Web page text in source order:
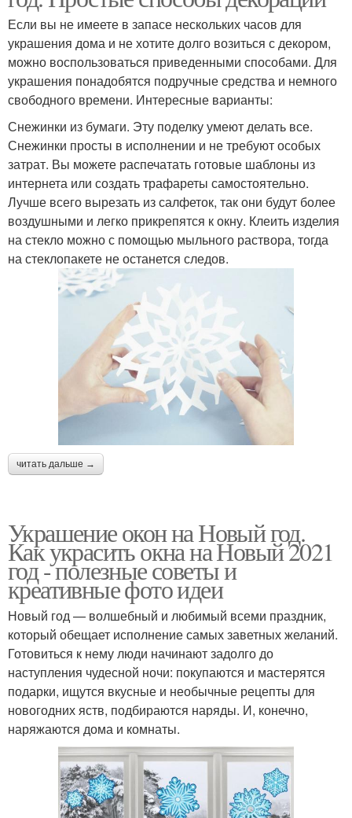
Если вы не имеете в запасе нескольких часов для
украшения дома и не хотите долго возиться с декором,
можно воспользоваться приведенными способами. Для
украшения понадобятся подручные средства и немного
свободного времени. Интересные варианты:
Снежинки из бумаги. Эту поделку умеют делать все.
Снежинки просты в исполнении и не требуют особых
затрат. Вы можете распечатать готовые шаблоны из
интернета или создать трафареты самостоятельно.
Лучше всего вырезать из салфеток, так они будут более
воздушными и легко прикрепятся к окну. Клеить изделия
на стекло можно с помощью мыльного раствора, тогда
на стеклопакете не останется следов.
читать дальше →
Украшение окон на Новый год.
Как украсить окна на Новый 2021
год - полезные советы и
креативные фото идеи
Новый год — волшебный и любимый всеми праздник,
который обещает исполнение самых заветных желаний.
Готовиться к нему люди начинают задолго до
наступления чудесной ночи: покупаются и мастерятся
подарки, ищутся вкусные и необычные рецепты для
новогодних яств, подбираются наряды. И, конечно,
наряжаются дома и комнаты.